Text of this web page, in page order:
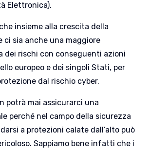
Elettronica).
insieme alla crescita della
ci sia anche una maggiore
dei rischi con conseguenti azioni
europeo e dei singoli Stati, per
dal rischio cyber.
potrà mai assicurarci una
perché nel campo della sicurezza
a protezioni calate dall’alto può
Sappiamo bene infatti che i